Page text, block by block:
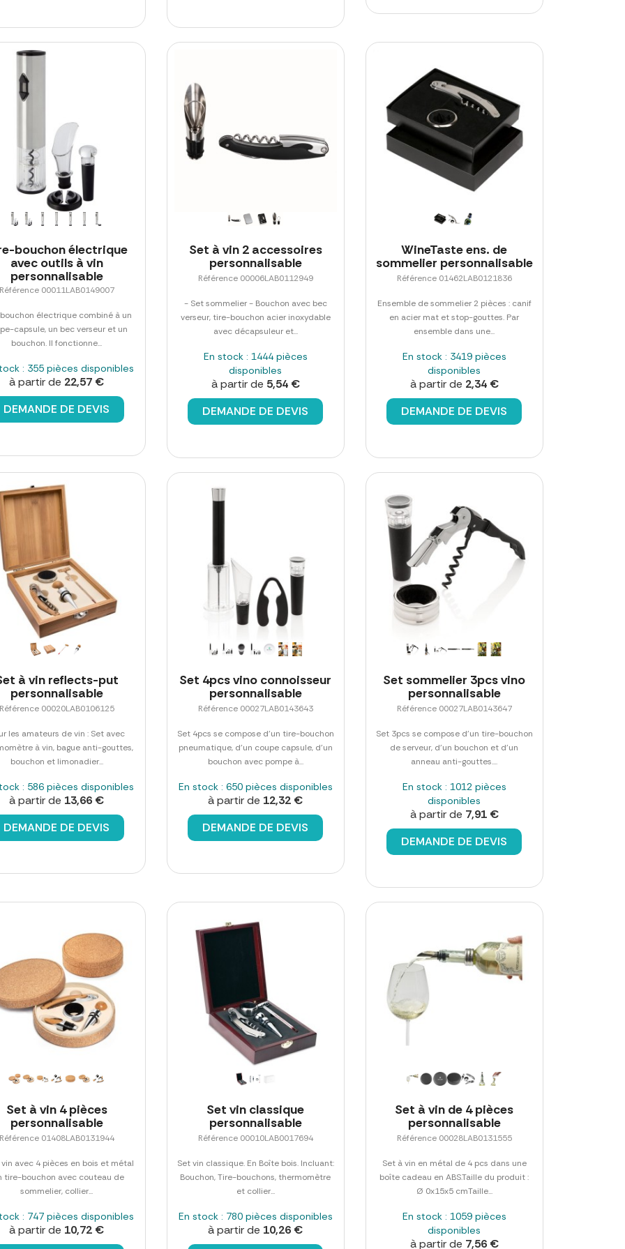
bouchon électrique
avec outils à vin
personnalisable
00011LAB0149007
électrique combiné à un
capsule, un bec verseur et un
bouchon. Il fonctionne...
: 355 pièces disponibles
à partir de 22,57 €
DEMANDE DE DEVIS
Set à vin 2 accessoires
personnalisable
Référence 00006LAB0112949
- Set sommelier - Bouchon avec bec
verseur, tire-bouchon acier inoxydable
avec décapsuleur et...
En stock : 1444 pièces
disponibles
à partir de 5,54 €
DEMANDE DE DEVIS
WineTaste ens. de
sommelier personnalisable
Référence 01462LAB0121836
Ensemble de sommelier 2 pièces : canif
en acier mat et stop-gouttes. Par
ensemble dans une...
En stock : 3419 pièces
disponibles
à partir de 2,34 €
DEMANDE DE DEVIS
à vin reflects-put
personnalisable
00020LAB0106125
les amateurs de vin : Set avec
à vin, bague anti-gouttes,
bouchon et limonadier...
: 586 pièces disponibles
à partir de 13,66 €
DEMANDE DE DEVIS
Set 4pcs vino connoisseur
personnalisable
Référence 00027LAB0143643
Set 4pcs se compose d'un tire-bouchon
pneumatique, d'un coupe capsule, d'un
bouchon avec pompe à...
En stock : 650 pièces disponibles
à partir de 12,32 €
DEMANDE DE DEVIS
Set sommelier 3pcs vino
personnalisable
Référence 00027LAB0143647
Set 3pcs se compose d'un tire-bouchon
de serveur, d'un bouchon et d'un
anneau anti-gouttes....
En stock : 1012 pièces
disponibles
à partir de 7,91 €
DEMANDE DE DEVIS
Set à vin 4 pièces
personnalisable
01408LAB0131944
vin avec 4 pièces en bois et métal
tire-bouchon avec couteau de
sommelier, collier...
: 747 pièces disponibles
à partir de 10,72 €
Set vin classique
personnalisable
Référence 00010LAB0017694
Set vin classique. En Boîte bois. Incluant:
Bouchon, Tire-bouchons, thermomètre
et collier...
En stock : 780 pièces disponibles
à partir de 10,26 €
Set à vin de 4 pièces
personnalisable
Référence 00028LAB0131555
Set à vin en métal de 4 pcs dans une
boîte cadeau en ABS.Taille du produit :
Ø 0x15x5 cmTaille...
En stock : 1059 pièces
disponibles
à partir de 7,56 €